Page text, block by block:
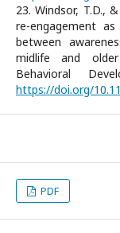
23. Windsor, T.D.,
re-engagement
between
midlife and
Behavioral
https://doi.org/
PDF